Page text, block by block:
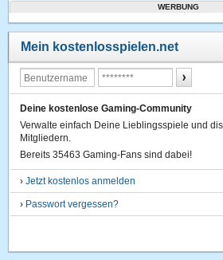
WERBUNG
Mein kostenlosspielen.net
Deine kostenlose Gaming-Community
Verwalte einfach Deine Lieblingsspiele und
Mitgliedern.
Bereits 35463 Gaming-Fans sind dabei!
›Jetzt kostenlos anmelden
› Passwort vergessen?